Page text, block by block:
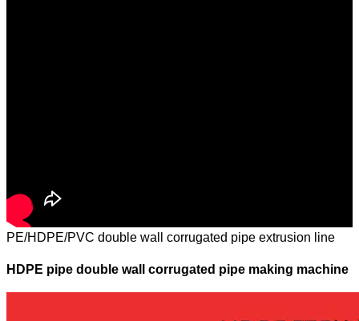
PE/HDPE/PVC double wall corrugated pipe extrusion line
HDPE pipe double wall corrugated pipe making machine